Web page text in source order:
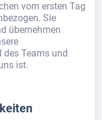
vom ersten Tag
Sie
übernehmen
Teams und
ist.